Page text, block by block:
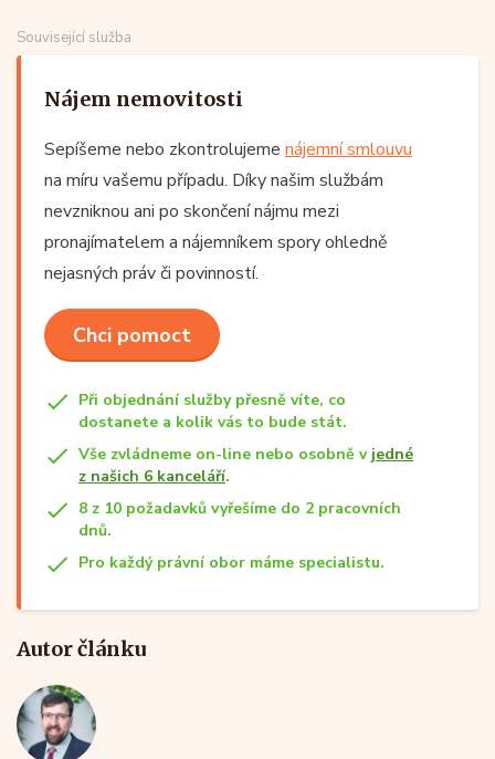
Související služba
Nájem nemovitosti
Sepíšeme nebo zkontrolujeme nájemní smlouvu
na míru vašemu případu. Díky našim službám
nevzniknou ani po skončení nájmu mezi
pronajímatelem a nájemníkem spory ohledně
nejasných práv či povinností.
Chci pomoct
Při objednání služby přesně víte, co
dostanete a kolik vás to bude stát.
Vše zvládneme on-line nebo osobně v jedné
z našich 6 kanceláří.
8 z 10 požadavků vyřešíme do 2 pracovních
dnů.
Pro každý právní obor máme specialistu.
Autor článku